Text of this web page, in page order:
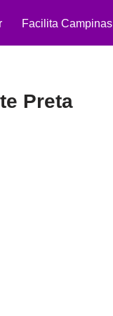
Facilita Campinas
Preta